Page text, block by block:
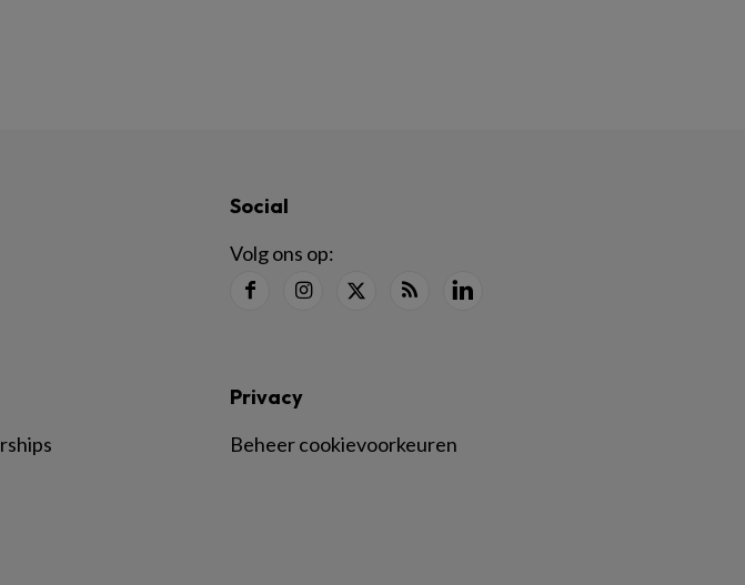
Social
Volg ons op:
Privacy
Beheer cookievoorkeuren